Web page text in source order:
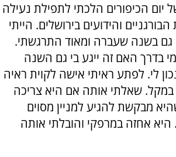
יום הכיפורים הלכתי לתפילת נעילה
והידועים בירושלים. הייתי
בשנה שעברה ומאוד התרגשתי.
בדרך האם זה ייגע בי גם השנה
לי. לפתע ראיתי אישה לקוית ראיה
שאלתי אותה אם היא צריכה
מבקשת להגיע למניין מסוים
אחזה במרפקי והובלתי אותה